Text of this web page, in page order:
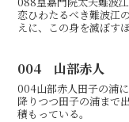
恋ひわたるべき難波江
えに、この身を滅ぼす
004 山部赤人
004山部赤人田子の浦
降りつつ田子の浦まで
積もっている。